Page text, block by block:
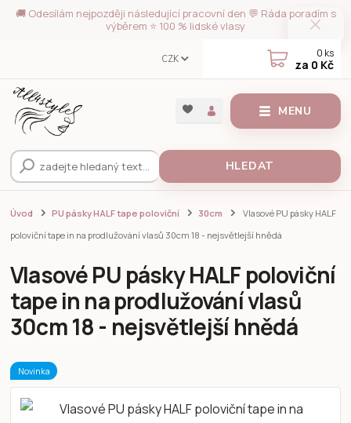
🚚 Odesílám nejpozději následující pracovní den 💬 Ráda poradím s
výběrem ⭐ 100 % lidské vlasy
MENU
CZK
HLEDAT
0 ks
za 0 Kč
Úvod PU pásky HALF tape poloviční 30cm
Vlasové PU pásky HALF
poloviční tape in na prodlužování vlasů 30cm 18 - nejsvětlejší hnědá
Vlasové PU pásky HALF poloviční
tape in na prodlužování vlasů
30cm 18 - nejsvětlejší hnědá
Novinka